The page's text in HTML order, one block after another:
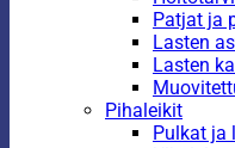
Patjat ja
Lasten
Lasten
Pihaleikit
Pulkat ja